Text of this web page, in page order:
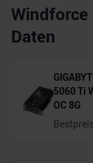
Windforce
Daten
5060 Ti
OC 8G